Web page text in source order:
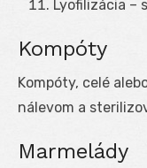
Lyofilizácia –
Kompóty
Kompóty, celé
nálevom a
Marmelády